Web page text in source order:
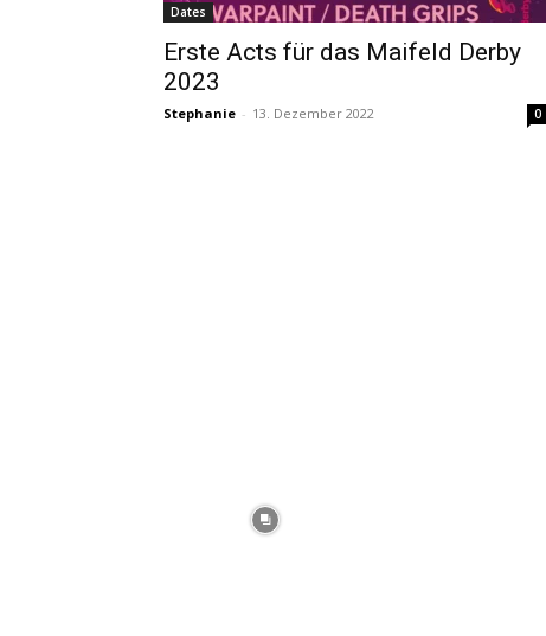
Dates
Erste Acts für das Maifeld Derby
2023
Stephanie - 13. Dezember 2022 0